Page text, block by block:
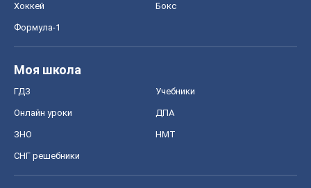
Хоккей Бокс
Формула-1
Моя школа
ГДЗ Учебники
Онлайн уроки ДПА
ЗНО НМТ
СНГ решебники